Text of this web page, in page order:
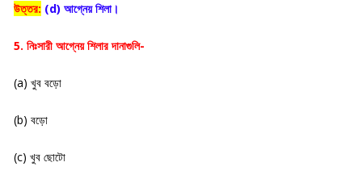
উত্তর: (d) আগ্নেয় শিলা।
5. নিঃসারী আগ্নেয় শিলার দানাগুলি-
(a) খুব বড়ো
(b) বড়ো
(c) খুব ছোটো